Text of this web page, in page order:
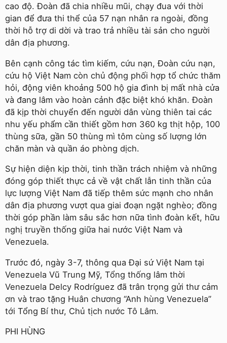
cao độ. Đoàn đã chia nhiều mũi, chạy đua với thời
gian để đưa thi thể của 57 nạn nhân ra ngoài, đồng
thời hỗ trợ di dời và trao trả nhiều tài sản cho người
dân địa phương.
Bên cạnh công tác tìm kiếm, cứu nạn, Đoàn cứu nạn,
cứu hộ Việt Nam còn chủ động phối hợp tổ chức thăm
hỏi, động viên khoảng 500 hộ gia đình bị mất nhà cửa
và đang lâm vào hoàn cảnh đặc biệt khó khăn. Đoàn
đã kịp thời chuyển đến người dân vùng thiên tai các
nhu yếu phẩm cần thiết gồm hơn 360 kg thịt hộp, 100
thùng sữa, gần 50 thùng mì tôm cùng số lượng lớn
chăn màn và quần áo phòng dịch.
Sự hiện diện kịp thời, tinh thần trách nhiệm và những
đóng góp thiết thực cả về vật chất lẫn tinh thần của
lực lượng Việt Nam đã tiếp thêm sức mạnh cho nhân
dân địa phương vượt qua giai đoạn ngặt nghèo; đồng
thời góp phần làm sâu sắc hơn nữa tình đoàn kết, hữu
nghị truyền thống giữa hai nước Việt Nam và
Venezuela.
Trước đó, ngày 3-7, thông qua Đại sứ Việt Nam tại
Venezuela Vũ Trung Mỹ, Tổng thống lâm thời
Venezuela Delcy Rodríguez đã trân trọng gửi thư cảm
ơn và trao tặng Huân chương “Anh hùng Venezuela”
tới Tổng Bí thư, Chủ tịch nước Tô Lâm.
PHI HÙNG